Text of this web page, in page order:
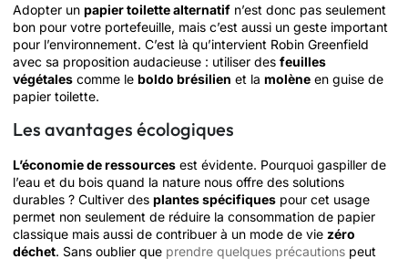
Adopter un papier toilette alternatif n’est donc pas seulement
bon pour votre portefeuille, mais c’est aussi un geste important
pour l’environnement. C’est là qu’intervient Robin Greenfield
avec sa proposition audacieuse : utiliser des feuilles
végétales comme le boldo brésilien et la molène en guise de
papier toilette.
Les avantages écologiques
L’économie de ressources est évidente. Pourquoi gaspiller de
l’eau et du bois quand la nature nous offre des solutions
durables ? Cultiver des plantes spécifiques pour cet usage
permet non seulement de réduire la consommation de papier
classique mais aussi de contribuer à un mode de vie zéro
déchet. Sans oublier que prendre quelques précautions peut